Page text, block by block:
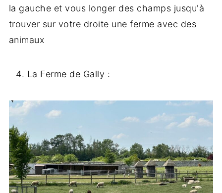
la gauche et vous longer des champs jusqu'à
trouver sur votre droite une ferme avec des
animaux
La Ferme de Gally :